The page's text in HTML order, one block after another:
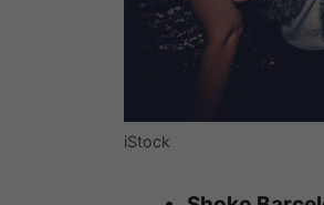
iStock